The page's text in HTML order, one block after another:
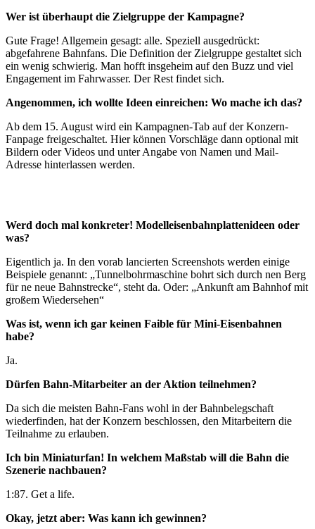
Wer ist überhaupt die Zielgruppe der Kampagne?
Gute Frage! Allgemein gesagt: alle. Speziell ausgedrückt:
abgefahrene Bahnfans. Die Definition der Zielgruppe gestaltet sich
ein wenig schwierig. Man hofft insgeheim auf den Buzz und viel
Engagement im Fahrwasser. Der Rest findet sich.
Angenommen, ich wollte Ideen einreichen: Wo mache ich das?
Ab dem 15. August wird ein Kampagnen-Tab auf der Konzern-
Fanpage freigeschaltet. Hier können Vorschläge dann optional mit
Bildern oder Videos und unter Angabe von Namen und Mail-
Adresse hinterlassen werden.
Werd doch mal konkreter! Modelleisenbahnplattenideen oder
was?
Eigentlich ja. In den vorab lancierten Screenshots werden einige
Beispiele genannt: „Tunnelbohrmaschine bohrt sich durch nen Berg
für ne neue Bahnstrecke“, steht da. Oder: „Ankunft am Bahnhof mit
großem Wiedersehen“
Was ist, wenn ich gar keinen Faible für Mini-Eisenbahnen
habe?
Ja.
Dürfen Bahn-Mitarbeiter an der Aktion teilnehmen?
Da sich die meisten Bahn-Fans wohl in der Bahnbelegschaft
wiederfinden, hat der Konzern beschlossen, den Mitarbeitern die
Teilnahme zu erlauben.
Ich bin Miniaturfan! In welchem Maßstab will die Bahn die
Szenerie nachbauen?
1:87. Get a life.
Okay, jetzt aber: Was kann ich gewinnen?